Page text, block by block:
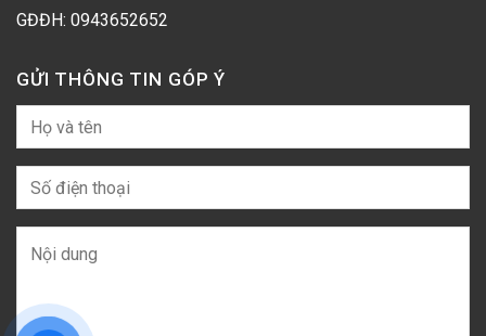
GĐĐH: 0943652652
GỬI THÔNG TIN GÓP Ý